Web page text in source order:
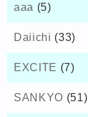
aaa (5)
Daiichi (33)
EXCITE (7)
SANKYO (51)